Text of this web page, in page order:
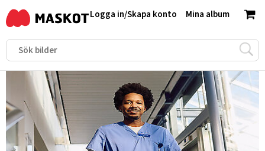
Mina album
Logga in/Skapa konto